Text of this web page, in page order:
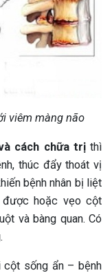
viêm màng não
cách chữa trị thì
thúc đẩy thoát vị
bệnh nhân bị liệt
được hoặc vẹo cột
và bàng quan. Có
sống ẩn – bệnh